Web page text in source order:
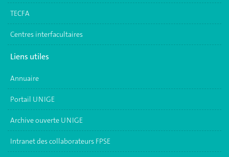
TECFA
Centres interfacultaires
Liens utiles
Annuaire
Portail UNIGE
Archive ouverte UNIGE
Intranet des collaborateurs FPSE